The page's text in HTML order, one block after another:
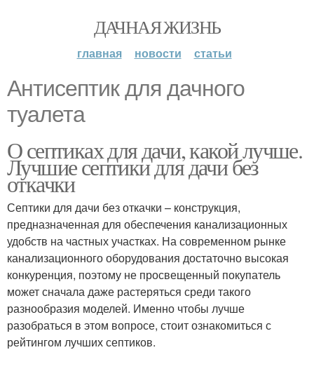
ДАЧНАЯ ЖИЗНЬ
главная новости статьи
Антисептик для дачного
туалета
О септиках для дачи, какой лучше.
Лучшие септики для дачи без
откачки
Септики для дачи без откачки – конструкция,
предназначенная для обеспечения канализационных
удобств на частных участках. На современном рынке
канализационного оборудования достаточно высокая
конкуренция, поэтому не просвещенный покупатель
может сначала даже растеряться среди такого
разнообразия моделей. Именно чтобы лучше
разобраться в этом вопросе, стоит ознакомиться с
рейтингом лучших септиков.